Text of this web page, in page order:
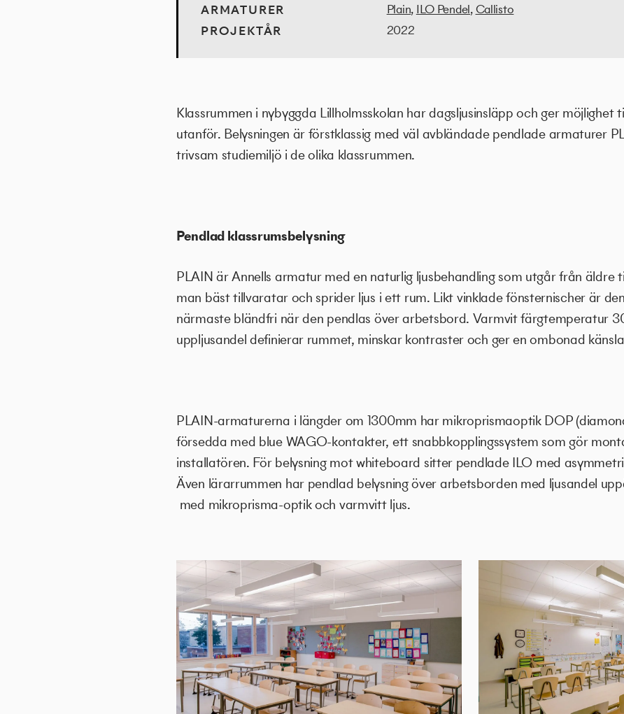
ARMATURER Plain, ILO Pendel,Callisto
PROJEKTÅR
2022
Klassrummen i nybyggda Lillholmsskolan har dagsljusinsläpp och ger möjlighet
utanför. Belysningen är förstklassig med väl avbländade pendlade armaturer
trivsam studiemiljö i de olika klassrummen.
Pendlad klassrumsbelysning
PLAIN är Annells armatur med en naturlig ljusbehandling som utgår från äldre
man bäst tillvaratar och sprider ljus i ett rum. Likt vinklade fönsternischer är
närmaste bländfri när den pendlas över arbetsbord. Varmvit färgtemperatur
uppljusandel definierar rummet, minskar kontraster och ger en ombonad
PLAIN-armaturerna i längder om 1300mm har mikroprismaoptik DOP
försedda med blue WAGO-kontakter, ett snabbkopplingssystem som gör
installatören. För belysning mot whiteboard sitter pendlade ILO med
Även lärarrummen har pendlad belysning över arbetsborden med ljusandel
med mikroprisma-optik och varmvitt ljus.